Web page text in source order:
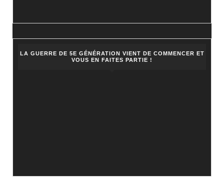
LA GUERRE DE 5E GÉNÉRATION VIENT DE COMMENCER ET
VOUS EN FAITES PARTIE !